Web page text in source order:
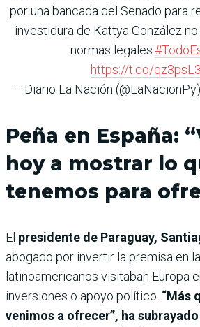
por una bancada del Senado para
investidura de Kattya González
normas legales.
https://t.co/
— Diario La Nación (@LaNacionPy)
Peña en España:
hoy a mostrar lo
tenemos para
El presidente de Paraguay,
abogado por invertir la premisa en
latinoamericanos visitaban Europa
inversiones o apoyo político. “Más
venimos a ofrecer”, ha